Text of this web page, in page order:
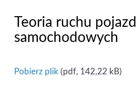
Teoria ruchu
samochodowych
Pobierz plik (pdf, 142,22 kB)